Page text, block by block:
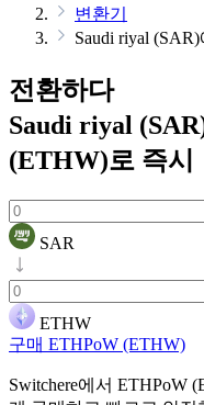
변환기
Saudi riyal
전환하다
Saudi riyal
(ETHW)로 즉시
SAR
ETHW
구매 ETHPoW (ETHW)
Switchere에서 ETHPoW